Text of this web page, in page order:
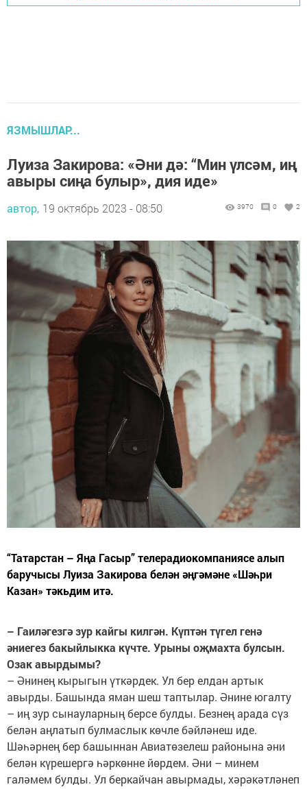
ЯЗМЫШЛАР...
Луиза Закирова: «Әни дә: “Мин үлсәм, иң
авыры сиңа булыр», дия иде»
автор, 19 октябрь 2023 - 08:50 3970 0 2
“Татарстан – Яңа Гасыр” телерадиокомпаниясе алып
баручысы Луиза Закирова белән әңгәмәне «Шәһри
Казан» тәкьдим итә.
– Гаиләгезгә зур кайгы килгән. Күптән түгел генә
әниегез бакыйлыкка күчте. Урыны оҗмахта булсын.
Озак авырдымы?
– Әнинең кырыгын үткәрдек. Ул бер елдан артык
авырды. Башында яман шеш таптылар. Әнине югалту
– иң зур сынауларның берсе булды. Безнең арада сүз
белән аңлатып булмаслык көчле бәйләнеш иде.
Шәһәрнең бер башыннан Авиатөзелеш районына әни
белән күрешергә һәркөнне йөрдем. Әни – минем
галәмем булды. Ул беркайчан авырмады, хәрәкәтләнеп